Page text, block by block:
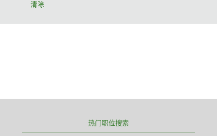
清除
热门职位搜索